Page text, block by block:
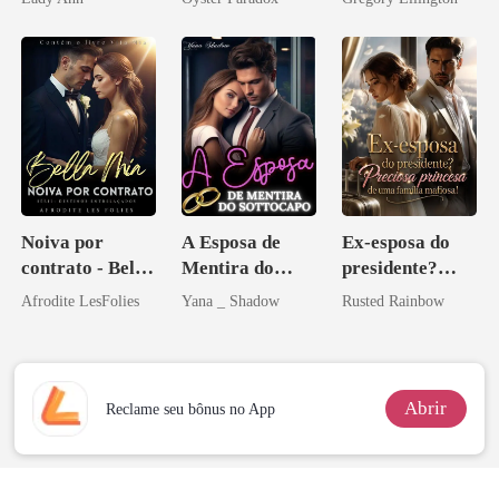
los
Noiva por
contrato - Bella
Mia
Afrodite LesFolies
A Esposa de
Mentira do
Sottocapo
Yana _ Shadow
Ex-esposa do
presidente?
Preciosa
mafiosa!
Rusted Rainbow
Reclame seu bônus no App Abrir